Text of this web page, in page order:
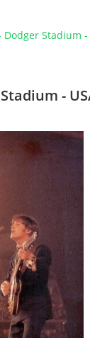
Stadium -
-